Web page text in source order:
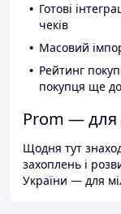
Готові
чеків
Масовий
Рейтинг
покупця ще
Prom — для
Щодня тут
захоплень і
України — для